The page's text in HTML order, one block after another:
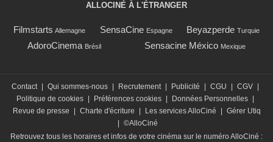
ALLOCINÉ À L'ÉTRANGER
Filmstarts Allemagne SensaCine Espagne Beyazperde Turquie
AdoroCinema Brésil Sensacine México Mexique
Contact Qui sommes-nous Recrutement Publicité CGU CGV
Politique de cookies
Préférences cookies Données Personnelles
Revue de presse
Charte d'écriture Les services AlloCiné
Gérer Utiq
©AlloCiné
Retrouvez tous les horaires et infos de votre cinéma sur le numéro AlloCiné :